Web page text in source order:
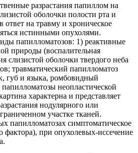
разрастания папиллом на
оболочки полости рта и
ответ на травму и хроническое
истинными опухолями.
папилломатозов: 1) реактивные
природы (воспалительная
слизистой оболочки твердого неба
травматический папилломатоз
губ и языка, ромбовидный
неопластической
характерна и представляет
нодулярного или
участке тканей.
папилломатозах симптоматическое
фактора), при опухолевых-иссечение